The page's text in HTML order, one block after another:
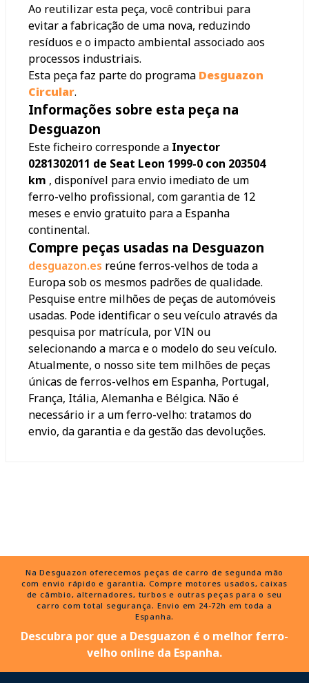
Ao reutilizar esta peça, você contribui para
evitar a fabricação de uma nova, reduzindo
resíduos e o impacto ambiental associado aos
processos industriais.
Esta peça faz parte do programa Desguazon
Circular.
Informações sobre esta peça na
Desguazon
Este ficheiro corresponde a Inyector
0281302011 de Seat Leon 1999-0 con 203504
km , disponível para envio imediato de um
ferro-velho profissional, com garantia de 12
meses e envio gratuito para a Espanha
continental.
Compre peças usadas na Desguazon
desguazon.es reúne ferros-velhos de toda a
Europa sob os mesmos padrões de qualidade.
Pesquise entre milhões de peças de automóveis
usadas. Pode identificar o seu veículo através da
pesquisa por matrícula, por VIN ou
selecionando a marca e o modelo do seu veículo.
Atualmente, o nosso site tem milhões de peças
únicas de ferros-velhos em Espanha, Portugal,
França, Itália, Alemanha e Bélgica. Não é
necessário ir a um ferro-velho: tratamos do
envio, da garantia e da gestão das devoluções.
Na Desguazon oferecemos peças de carro de segunda mão
com envio rápido e garantia. Compre motores usados, caixas
de câmbio, alternadores, turbos e outras peças para o seu
carro com total segurança. Envio em 24-72h em toda a
Espanha.
Descubra por que a Desguazon é o melhor ferro-
velho online da Espanha.